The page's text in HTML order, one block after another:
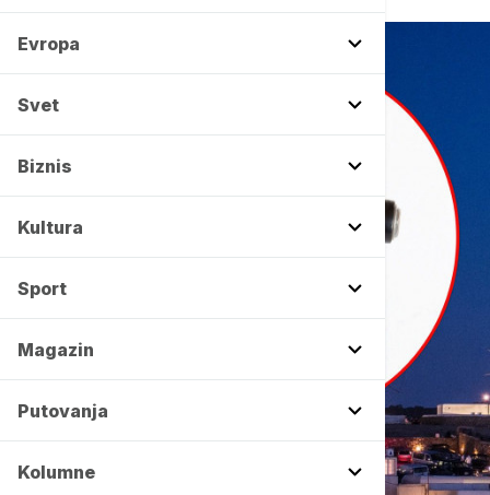
Evropa
Svet
Biznis
Kultura
Sport
Magazin
Putovanja
Kolumne